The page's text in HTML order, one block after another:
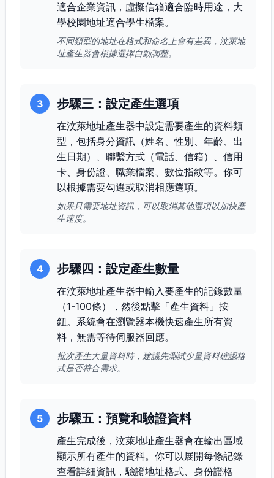
適合企業資訊，虛擬信箱適合臨時用途，大
學校園地址適合學生檔案。
不同類型的地址在格式和命名上會有差異，汶萊地
址產生器會根據選擇自動調整。
3 步驟三：設定產生選項
在汶萊地址產生器中設定需要產生的資料類
型，包括身分資訊（姓名、性別、年齡、出
生日期）、聯繫方式（電話、信箱）、信用
卡、身份證、職業檔案、數位指紋等。你可
以根據需要勾選或取消相應選項。
如果只需要地址資訊，可以取消其他選項以加快產
生速度。
4 步驟四：設定產生數量
在汶萊地址產生器中輸入要產生的記錄數量
（1-100條），然後點擊「產生資料」按
鈕。系統會在瀏覽器本機快速產生所有資
料，無需等待伺服器回應。
批次產生大量資料時，建議先測試少量資料確認格
式是否符合需求。
5 步驟五：預覽和驗證資料
產生完成後，汶萊地址產生器會在輸出區域
顯示所有產生的資料。你可以展開每條記錄
查看詳細資訊，驗證地址格式、身份證格